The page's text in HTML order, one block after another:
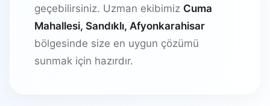
geçebilirsiniz. Uzman ekibimiz Cuma
Mahallesi, Sandıklı, Afyonkarahisar
bölgesinde size en uygun çözümü
sunmak için hazırdır.